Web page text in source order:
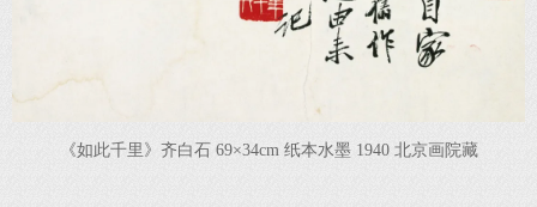
《如此千里》齐白石 69×34cm 纸本水墨 1940 北京画院藏